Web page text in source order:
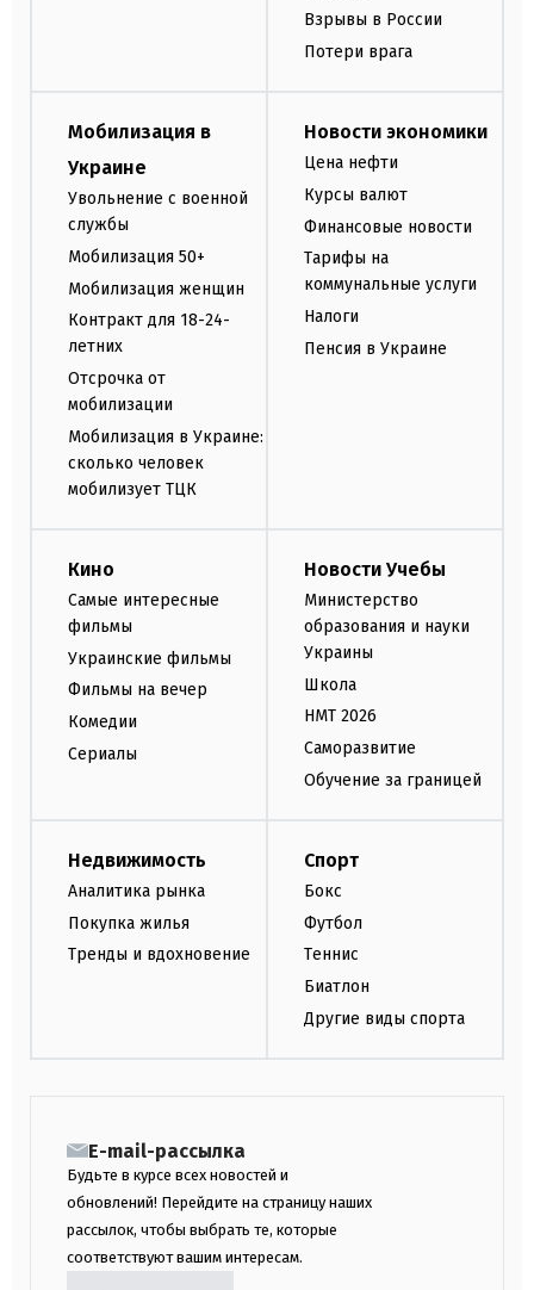
Взрывы в России
Потери врага
Мобилизация в
Украине
Увольнение с военной
службы
Мобилизация 50+
Мобилизация женщин
Контракт для 18-24-
летних
Отсрочка от
мобилизации
Мобилизация в Украине:
сколько человек
мобилизует ТЦК
Новости экономики
Цена нефти
Курсы валют
Финансовые новости
Тарифы на
коммунальные услуги
Налоги
Пенсия в Украине
Кино
Самые интересные
фильмы
Украинские фильмы
Фильмы на вечер
Комедии
Сериалы
Новости Учебы
Министерство
образования и науки
Украины
Школа
НМТ 2026
Саморазвитие
Обучение за границей
Недвижимость
Аналитика рынка
Покупка жилья
Тренды и вдохновение
Спорт
Бокс
Футбол
Теннис
Биатлон
Другие виды спорта
E-mail-рассылка
Будьте в курсе всех новостей и
обновлений! Перейдите на страницу наших
рассылок, чтобы выбрать те, которые
соответствуют вашим интересам.